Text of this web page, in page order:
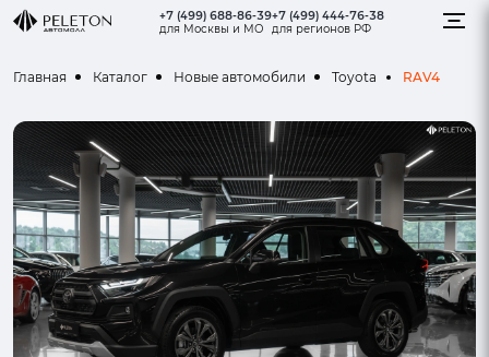
+7 (499) 688-86-39
для Москвы и МО
+7 (499) 444-76-38
для регионов РФ
Главная Каталог Новые автомобили Toyota RAV4